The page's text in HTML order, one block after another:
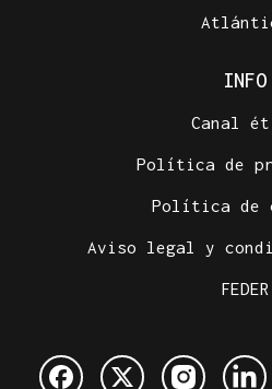
INFO
Canal
Política de
Política de
Aviso legal y
FEDER